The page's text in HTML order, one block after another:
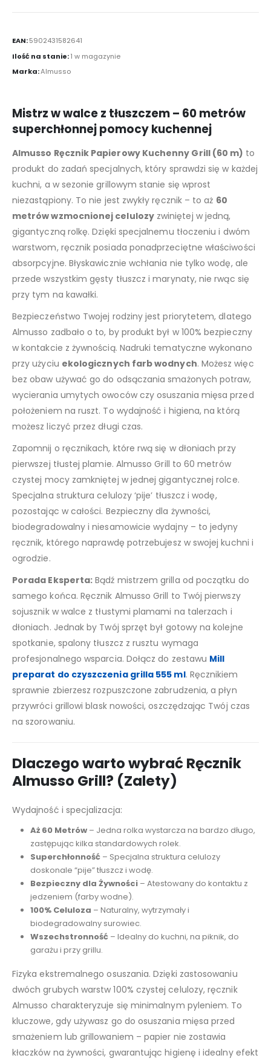
EAN:5902431582641
Ilość na stanie:1 w magazynie
Marka:Almusso
Mistrz w walce z tłuszczem – 60 metrów
superchłonnej pomocy kuchennej
Almusso Ręcznik Papierowy Kuchenny Grill (60 m) to
produkt do zadań specjalnych, który sprawdzi się w każdej
kuchni, a w sezonie grillowym stanie się wprost
niezastąpiony. To nie jest zwykły ręcznik – to aż 60
metrów wzmocnionej celulozyzwiniętej w jedną,
gigantyczną rolkę. Dzięki specjalnemu tłoczeniu i dwóm
warstwom, ręcznik posiada ponadprzeciętne właściwości
absorpcyjne. Błyskawicznie wchłania nie tylko wodę, ale
przede wszystkim gęsty tłuszcz i marynaty, nie rwąc się
przy tym na kawałki.
Bezpieczeństwo Twojej rodziny jest priorytetem, dlatego
Almusso zadbało o to, by produkt był w 100% bezpieczny
w kontakcie z żywnością. Nadruki tematyczne wykonano
przy użyciu ekologicznych farb wodnych. Możesz więc
bez obaw używać go do odsączania smażonych potraw,
wycierania umytych owoców czy osuszania mięsa przed
położeniem na ruszt. To wydajność i higiena, na którą
możesz liczyć przez długi czas.
Zapomnij o ręcznikach, które rwą się w dłoniach przy
pierwszej tłustej plamie. Almusso Grill to 60 metrów
czystej mocy zamkniętej w jednej gigantycznej rolce.
Specjalna struktura celulozy ‘pije’ tłuszcz i wodę,
pozostając w całości. Bezpieczny dla żywności,
biodegradowalny i niesamowicie wydajny – to jedyny
ręcznik, którego naprawdę potrzebujesz w swojej kuchni i
ogrodzie.
Porada Eksperta: Bądź mistrzem grilla od początku do
samego końca. Ręcznik Almusso Grill to Twój pierwszy
sojusznik w walce z tłustymi plamami na talerzach i
dłoniach. Jednak by Twój sprzęt był gotowy na kolejne
spotkanie, spalony tłuszcz z rusztu wymaga
profesjonalnego wsparcia. Dołącz do zestawu Mill
preparat do czyszczenia grilla 555 ml. Ręcznikiem
sprawnie zbierzesz rozpuszczone zabrudzenia, a płyn
przywróci grillowi blask nowości, oszczędzając Twój czas
na szorowaniu.
Dlaczego warto wybrać Ręcznik
Almusso Grill? (Zalety)
Wydajność i specjalizacja:
Aż 60 Metrów– Jedna rolka wystarcza na bardzo długo,
zastępując kilka standardowych rolek.
Superchłonność– Specjalna struktura celulozy
doskonale “pije” tłuszcz i wodę.
Bezpieczny dla Żywności– Atestowany do kontaktu z
jedzeniem (farby wodne).
100% Celuloza – Naturalny, wytrzymały i
biodegradowalny surowiec.
Wszechstronność– Idealny do kuchni, na piknik, do
garażu i przy grillu.
Fizyka ekstremalnego osuszania. Dzięki zastosowaniu
dwóch grubych warstw 100% czystej celulozy, ręcznik
Almusso charakteryzuje się minimalnym pyleniem. To
kluczowe, gdy używasz go do osuszania mięsa przed
smażeniem lub grillowaniem – papier nie zostawia
kłaczków na żywności, gwarantując higienę i idealny efekt